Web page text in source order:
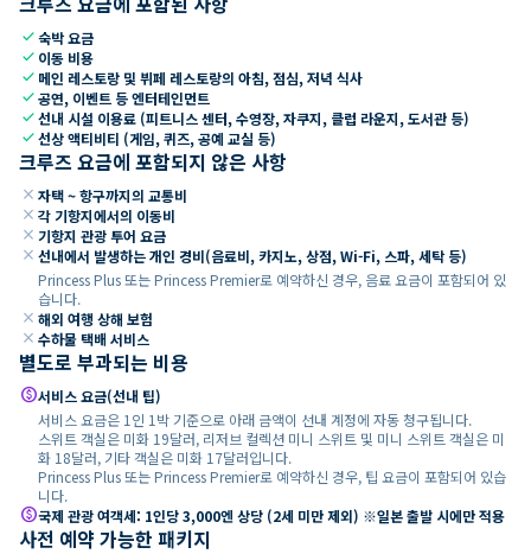
check숙박 요금
check 이동 비용
check 메인 레스토랑 및 뷔페 레스토랑의 아침, 점심, 저녁 식사
check공연, 이벤트 등 엔터테인먼트
check선내 시설 이용료 (피트니스 센터, 수영장, 자쿠지, 클럽 라운지, 도서관 등)
check선상 액티비티 (게임, 퀴즈, 공예 교실 등)
크루즈 요금에 포함되지 않은 사항
close 자택 ~ 항구까지의 교통비
close 각 기항지에서의 이동비
close 기항지 관광 투어 요금
close 선내에서 발생하는 개인 경비(음료비, 카지노, 상점, Wi-Fi, 스파, 세탁 등)
Princess Plus 또는 Princess Premier로 예약하신 경우, 음료 요금이 포함되어 있
습니다.
close 해외 여행 상해 보험
close 수하물 택배 서비스
별도로 부과되는 비용
paid서비스 요금(선내 팁)
서비스 요금은 1인 1박 기준으로 아래 금액이 선내 계정에 자동 청구됩니다.
스위트 객실은 미화 19달러, 리저브 컬렉션 미니 스위트 및 미니 스위트 객실은 미
화 18달러, 기타 객실은 미화 17달러입니다.
Princess Plus 또는 Princess Premier로 예약하신 경우, 팁 요금이 포함되어 있습
니다.
paid국제 관광 여객세: 1인당 3,000엔 상당 (2세 미만 제외) ※일본 출발 시에만 적용
사전 예약 가능한 패키지